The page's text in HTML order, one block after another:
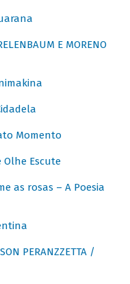
E MORENO
Momento
Olhe Escute
as rosas – A Poesia
PERANZZETTA /